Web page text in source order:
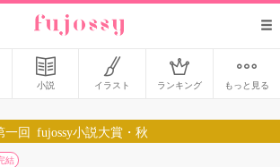
小説 イラスト ランキング もっと見る
回 fujossy小説大賞・秋
結